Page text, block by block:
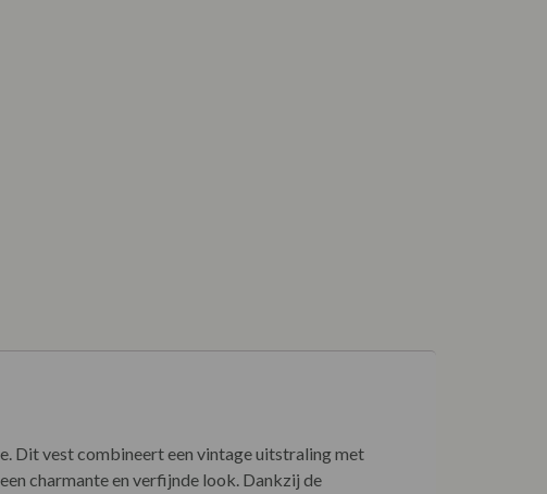
Dit vest combineert een vintage uitstraling met
charmante en verfijnde look. Dankzij de